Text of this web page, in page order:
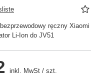
ręczny
Li-Ion do JV51
inkl. MwSt / szt.